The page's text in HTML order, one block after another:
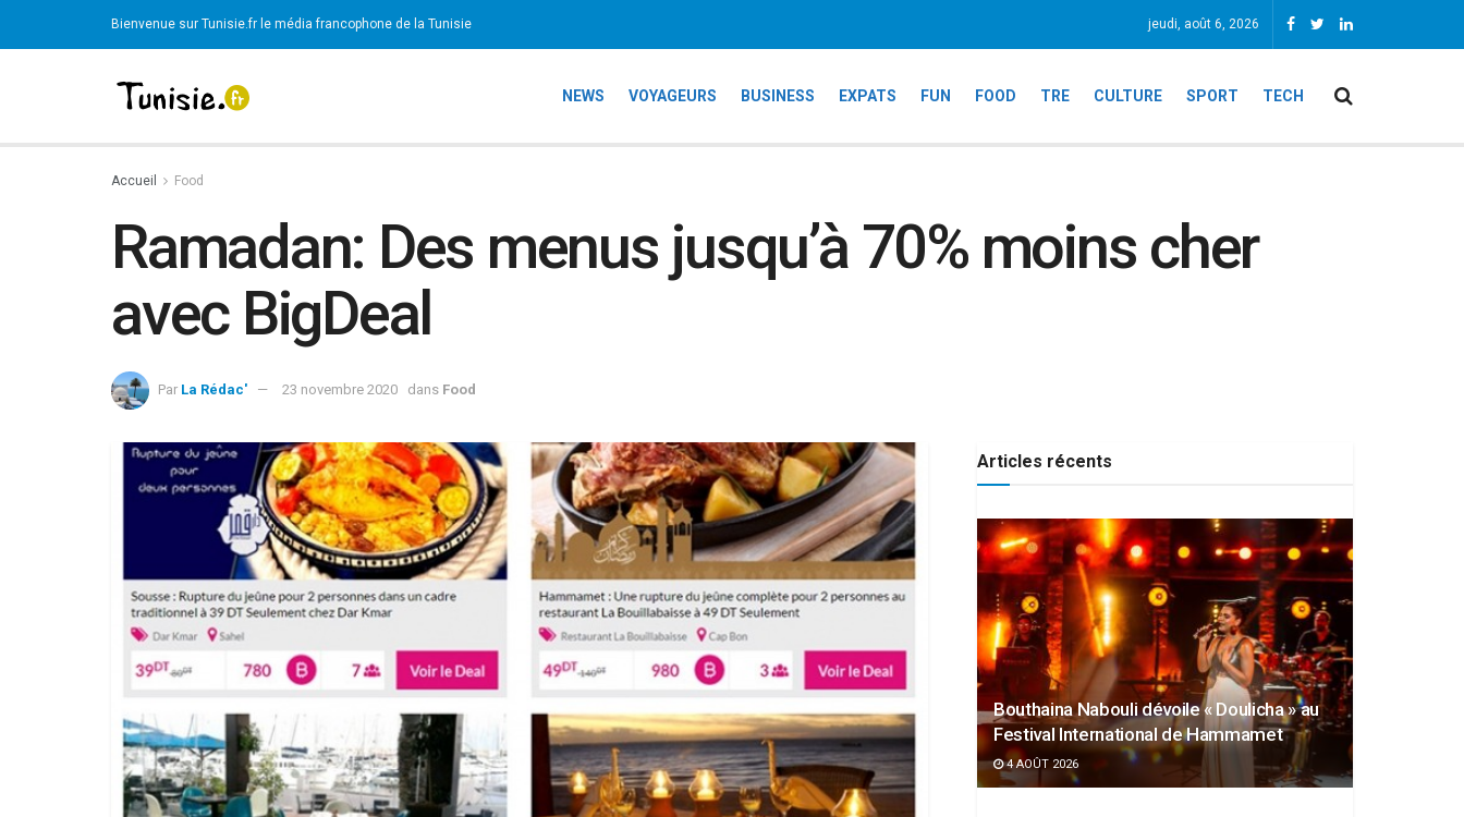
Bienvenue sur Tunisie.fr le média francophone de la Tunisie jeudi, août 6, 2026
NEWS VOYAGEURS BUSINESS EXPATS FUN FOOD TRE CULTURE SPORT TECH
Accueil Food
Ramadan: Des menus jusqu’à 70% moins cher
avec BigDeal
Par La Rédac' 23 novembre 2020 dans Food
Articles récents
Bouthaina Nabouli dévoile « Doulicha » au
Festival International de Hammamet
4 AOÛT 2026